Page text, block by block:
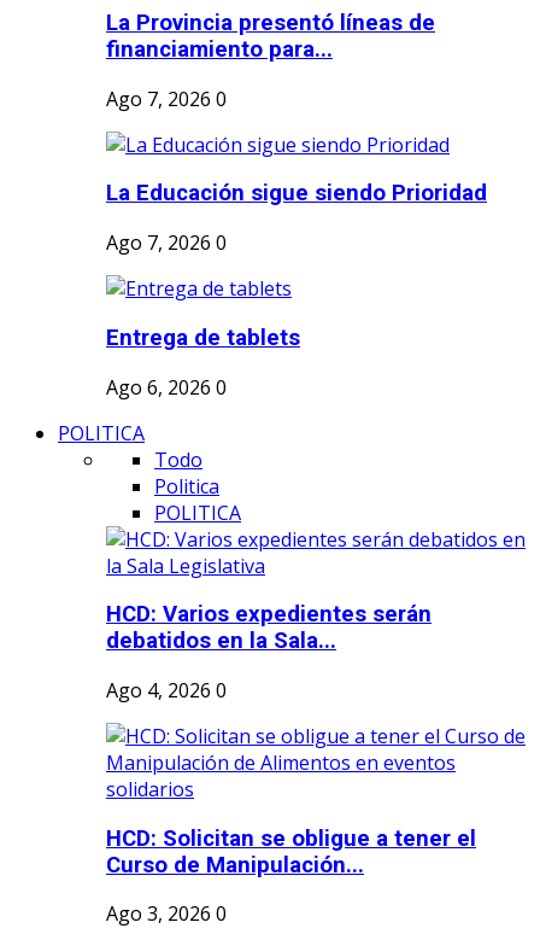
La Provincia presentó líneas de
financiamiento para...
Ago 7, 2026 0
La Educación sigue siendo Prioridad
Ago 7, 2026 0
Entrega de tablets
Ago 6, 2026 0
POLITICA
Todo
Politica
POLITICA
HCD: Varios expedientes serán
debatidos en la Sala...
Ago 4, 2026 0
HCD: Solicitan se obligue a tener el
Curso de Manipulación...
Ago 3, 2026 0